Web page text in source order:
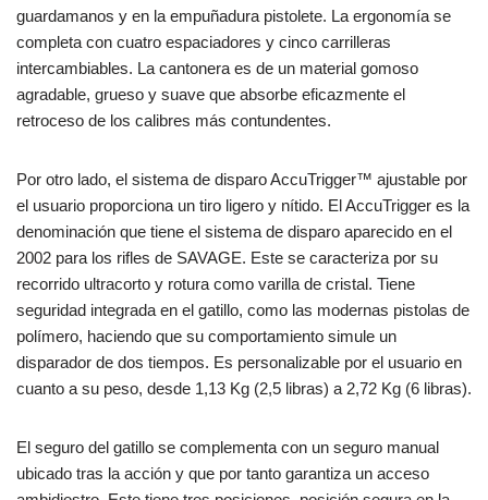
guardamanos y en la empuñadura pistolete. La ergonomía se
completa con cuatro espaciadores y cinco carrilleras
intercambiables. La cantonera es de un material gomoso
agradable, grueso y suave que absorbe eficazmente el
retroceso de los calibres más contundentes.
Por otro lado, el sistema de disparo AccuTrigger™ ajustable por
el usuario proporciona un tiro ligero y nítido. El AccuTrigger es la
denominación que tiene el sistema de disparo aparecido en el
2002 para los rifles de SAVAGE. Este se caracteriza por su
recorrido ultracorto y rotura como varilla de cristal. Tiene
seguridad integrada en el gatillo, como las modernas pistolas de
polímero, haciendo que su comportamiento simule un
disparador de dos tiempos. Es personalizable por el usuario en
cuanto a su peso, desde 1,13 Kg (2,5 libras) a 2,72 Kg (6 libras).
El seguro del gatillo se complementa con un seguro manual
ubicado tras la acción y que por tanto garantiza un acceso